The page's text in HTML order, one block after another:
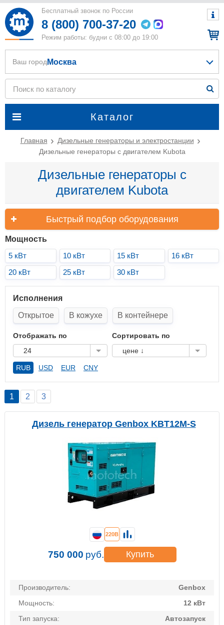
Бесплатный звонок по России
8 (800) 700-37-20
Режим работы: будни с 08:00 до 19:00
Каталог
Ваш город Москва
Главная
Дизельные генераторы и электростанции
Дизельные генераторы с двигателем Kubota
Дизельные генераторы с
двигателем Kubota
Быстрый подбор оборудования
Мощность
5 кВт
10 кВт 15 кВт
16 кВт
20 кВт
25 кВт 30 кВт
Исполнения
Открытое
В кожухе В контейнере
Отображать по
24
Сортировать по
цене ↓
RUB USD EUR CNY
1 2 3
Дизель генератор Genbox KBT12M-S
Производитель:
Genbox
Мощность:
12 кВт
Тип запуска:
Автозапуск
220В
750 000 руб. Купить